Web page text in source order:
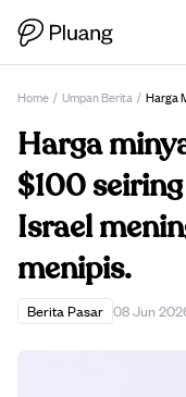
Home / Umpan Berita /
Harga
$100
Israel
menipis.
Berita Pasar 08 Jun